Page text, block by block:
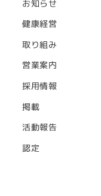
お知らせ
健康経営
取り組み
営業案内
採用情報
掲載
活動報告
認定